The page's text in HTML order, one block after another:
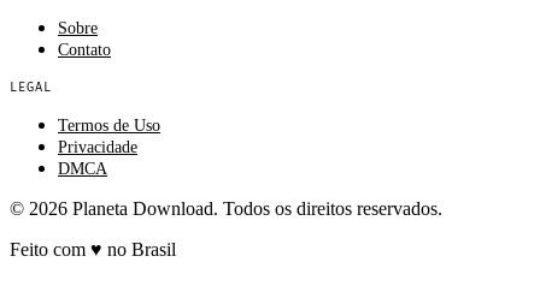
Sobre
Contato
LEGAL
Termos de Uso
Privacidade
DMCA
© 2026 Planeta Download. Todos os direitos reservados.
Feito com ♥ no Brasil